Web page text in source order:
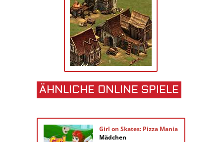
ÄHNLICHE ONLINE SPIELE
Girl on Skates: Pizza Mania
Mädchen